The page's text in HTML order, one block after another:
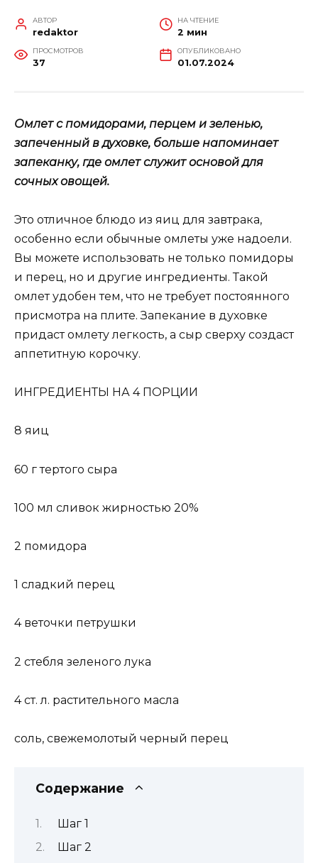
АВТОР
redaktor
НА ЧТЕНИЕ
2 мин
ПРОСМОТРОВ
37
ОПУБЛИКОВАНО
01.07.2024
Омлет с помидорами, перцем и зеленью,
запеченный в духовке, больше напоминает
запеканку, где омлет служит основой для
сочных овощей.
Это отличное блюдо из яиц для завтрака,
особенно если обычные омлеты уже надоели.
Вы можете использовать не только помидоры
и перец, но и другие ингредиенты. Такой
омлет удобен тем, что не требует постоянного
присмотра на плите. Запекание в духовке
придаст омлету легкость, а сыр сверху создаст
аппетитную корочку.
ИНГРЕДИЕНТЫ НА 4 ПОРЦИИ
8 яиц
60 г тертого сыра
100 мл сливок жирностью 20%
2 помидора
1 сладкий перец
4 веточки петрушки
2 стебля зеленого лука
4 ст. л. растительного масла
соль, свежемолотый черный перец
Содержание
Шаг 1
Шаг 2